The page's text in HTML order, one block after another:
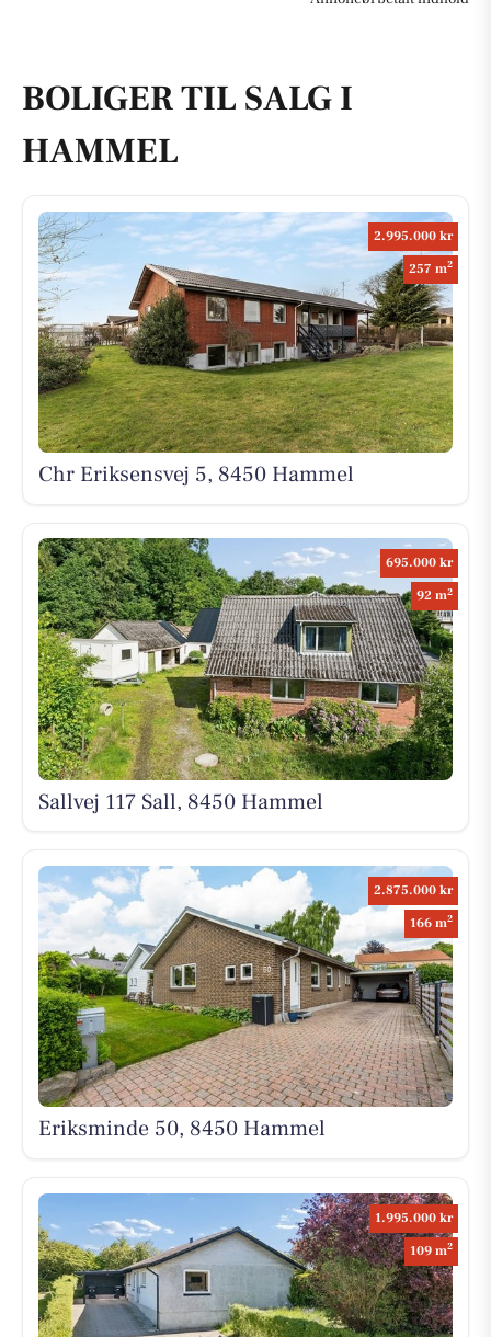
BOLIGER TIL SALG I
HAMMEL
2.995.000 kr
257 m2
Chr Eriksensvej 5, 8450 Hammel
695.000 kr
92 m2
Sallvej 117 Sall, 8450 Hammel
2.875.000 kr
166 m2
Eriksminde 50, 8450 Hammel
1.995.000 kr
109 m2